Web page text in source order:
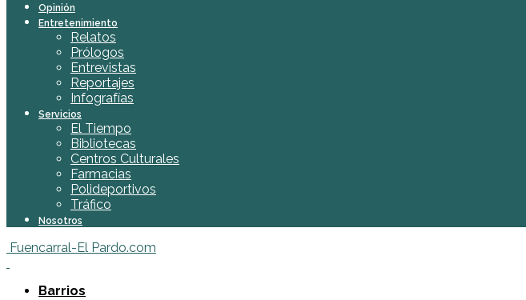
Opinión
Entretenimiento
Relatos
Prólogos
Entrevistas
Reportajes
Infografías
Servicios
El Tiempo
Bibliotecas
Centros Culturales
Farmacias
Polideportivos
Tráfico
Nosotros
Fuencarral-El Pardo.com
Barrios